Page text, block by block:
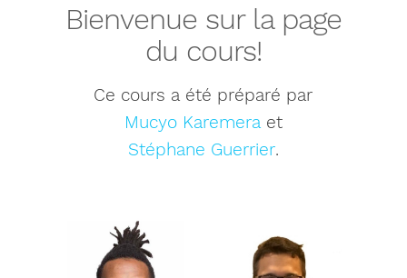
Bienvenue sur la page
du cours!
Ce cours a été préparé par
Mucyo Karemera et
Stéphane Guerrier.